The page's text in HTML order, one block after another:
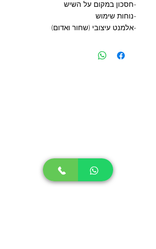
-חסכון במקום על השיש
-נוחות שימוש
-אלמנט עיצובי (שחור ואדום)